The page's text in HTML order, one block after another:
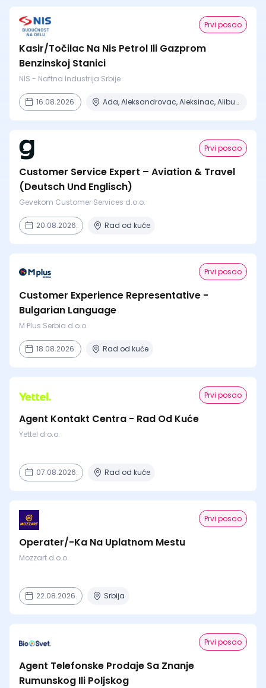
Prvi posao
Kasir/Točilac Na Nis Petrol Ili Gazprom
Benzinskoj Stanici
NIS - Naftna Industrija Srbije
16.08.2026. Ada, Aleksandrovac, Aleksinac, Alibunar, Apatin + 206 mesta
Prvi posao
Customer Service Expert – Aviation & Travel
(Deutsch Und Englisch)
Gevekom Customer Services d.o.o.
20.08.2026. Rad od kuće
Prvi posao
Customer Experience Representative -
Bulgarian Language
M Plus Serbia d.o.o.
18.08.2026. Rad od kuće
Prvi posao
Agent Kontakt Centra - Rad Od Kuće
Yettel d.o.o.
07.08.2026. Rad od kuće
Prvi posao
Operater/-Ka Na Uplatnom Mestu
Mozzart d.o.o.
22.08.2026. Srbija
Prvi posao
Agent Telefonske Prodaje Sa Znanje
Rumunskog Ili Poljskog